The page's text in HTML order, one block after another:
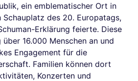
ein emblematischer Ort in
Schauplatz des 20. Europatags,
Erklärung feierte. Diese
16.000 Menschen an und
Engagement für die
Familien können dort
Konzerten und